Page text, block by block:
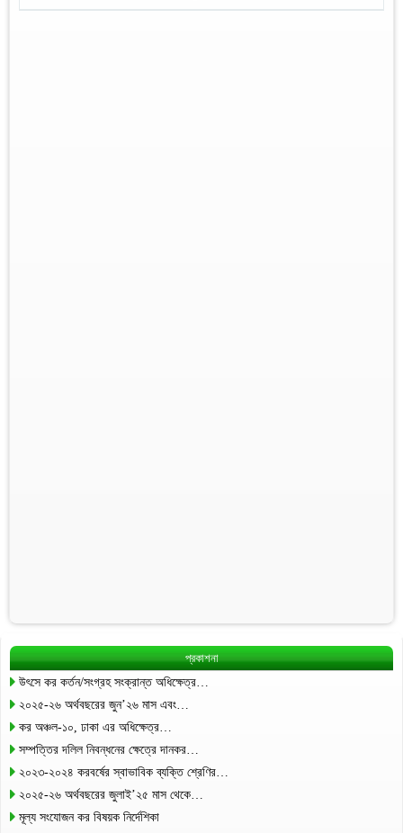
প্রকাশনা
উৎসে কর কর্তন/সংগ্রহ সংক্রান্ত অধিক্ষেত্র…
২০২৫-২৬ অর্থবছরের জুন’২৬ মাস এবং…
কর অঞ্চল-১০, ঢাকা এর অধিক্ষেত্র…
সম্পত্তির দলিল নিবন্ধনের ক্ষেত্রে দানকর…
২০২৩-২০২৪ করবর্ষের স্বাভাবিক ব্যক্তি শ্রেণির…
২০২৫-২৬ অর্থবছরের জুলাই’২৫ মাস থেকে…
মূল্য সংযোজন কর বিষয়ক নির্দেশিকা